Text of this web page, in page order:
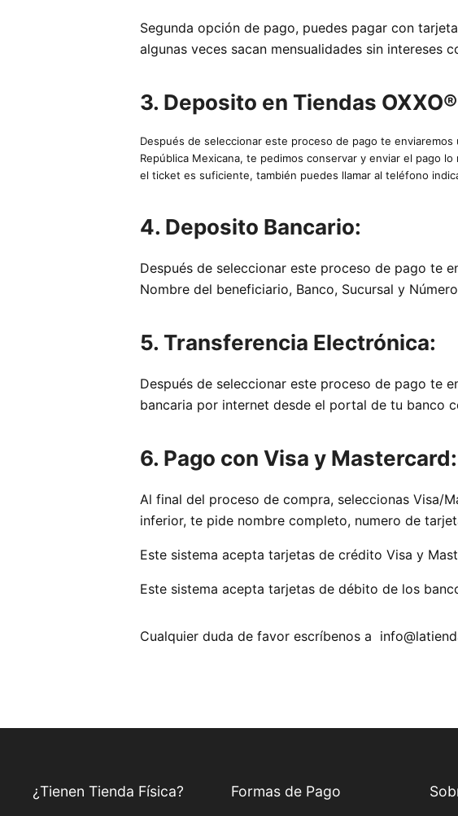
Segunda opción de pago, puedes pagar con
algunas veces sacan mensualidades sin intereses
3. Deposito en Tiendas
Después de seleccionar este proceso de pago te
República Mexicana, te pedimos conservar y enviar el pago
el ticket es suficiente, también puedes llamar al teléfono
4. Deposito Bancario:
Después de seleccionar este proceso de pago te
Nombre del beneficiario, Banco, Sucursal y
5. Transferencia Electrónica:
Después de seleccionar este proceso de pago te
bancaria por internet desde el portal de tu banco
6. Pago con Visa y Mastercard:
Al final del proceso de compra, seleccionas Visa/
inferior, te pide nombre completo, numero de
Este sistema acepta tarjetas de crédito Visa y
Este sistema acepta tarjetas de débito de los
Cualquier duda de favor escríbenos a
¿Tienen Tienda Física? Formas de Pago